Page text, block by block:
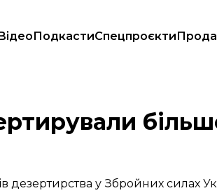
ПодкастиСпецпроєкти
дезертирства у Збройних силах